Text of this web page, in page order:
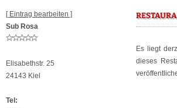
[ Eintrag bearbeiten ]
Sub Rosa
Elisabethstr. 25
24143 Kiel
Tel:
Es liegt
dieses